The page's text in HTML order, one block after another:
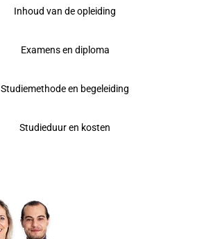
Inhoud van de opleiding
Examens en diploma
Studiemethode en begeleiding
Studieduur en kosten